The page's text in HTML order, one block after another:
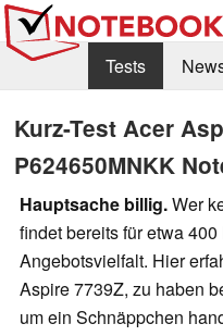
Tests
Kaufberatung
Deals
Forum
Kurz-Test Acer
P624650MNKK
Hauptsache billig.Wer
findet bereits für etwa
Angebotsvielfalt. Hier
Aspire 7739Z, zu haben
um ein Schnäppchen